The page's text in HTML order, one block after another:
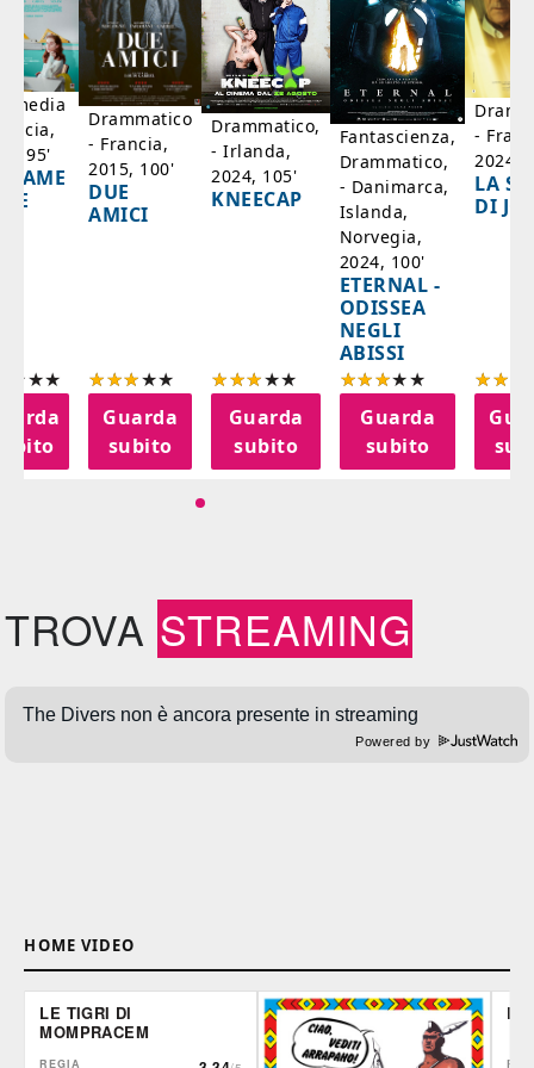
95'
Drammatico
- Francia,
2015, 100'
DUE
AMICI
Guarda
subito
Drammatico,
- Irlanda,
2024, 105'
KNEECAP
Guarda
subito
Fantascienza,
Drammatico,
- Danimarca,
Islanda,
Norvegia,
2024, 100'
ETERNAL -
ODISSEA
NEGLI
ABISSI
Guarda
subito
-
2024,
LA
DI
TROVA STREAMING
Powered by
HOME VIDEO
LE TIGRI DI
MOMPRACEM
REGIA